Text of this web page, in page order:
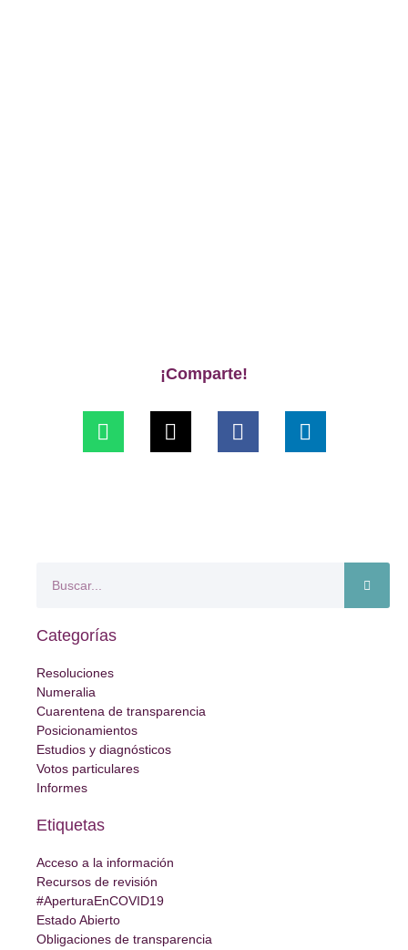
¡Comparte!
Categorías
Resoluciones
Numeralia
Cuarentena de transparencia
Posicionamientos
Estudios y diagnósticos
Votos particulares
Informes
Etiquetas
Acceso a la información
Recursos de revisión
#AperturaEnCOVID19
Estado Abierto
Obligaciones de transparencia